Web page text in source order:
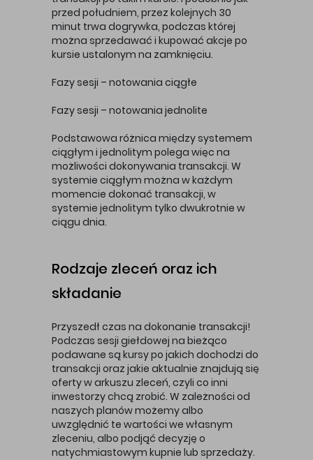
przed południem, przez kolejnych 30
minut trwa dogrywka, podczas której
można sprzedawać i kupować akcje po
kursie ustalonym na zamknięciu.
Fazy sesji – notowania ciągłe
Fazy sesji – notowania jednolite
Podstawowa różnica między systemem
ciągłym i jednolitym polega więc na
możliwości dokonywania transakcji. W
systemie ciągłym można w każdym
momencie dokonać transakcji, w
systemie jednolitym tylko dwukrotnie w
ciągu dnia.
Rodzaje zleceń oraz ich
składanie
Przyszedł czas na dokonanie transakcji!
Podczas sesji giełdowej na bieżąco
podawane są kursy po jakich dochodzi do
transakcji oraz jakie aktualnie znajdują się
oferty w arkuszu zleceń, czyli co inni
inwestorzy chcą zrobić. W zależności od
naszych planów możemy albo
uwzględnić te wartości we własnym
zleceniu, albo podjąć decyzję o
natychmiastowym kupnie lub sprzedaży.